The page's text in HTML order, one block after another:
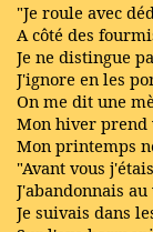
"Je roule avec
A côté des
Je ne distingue
J'ignore en les
On me dit une
Mon hiver prend
Mon printemps
"Avant vous
J'abandonnais
Je suivais dans